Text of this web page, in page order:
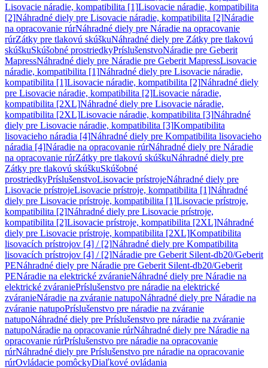
Lisovacie náradie, kompatibilita [1]Lisovacie náradie, kompatibilita
[2]Náhradné diely pre Lisovacie náradie, kompatibilita [2]Náradie
na opracovanie rúrNáhradné diely pre Náradie na opracovanie
rúrZátky pre tlakovú skúškuNáhradné diely pre Zátky pre tlakovú
skúškuSkúšobné prostriedkyPríslušenstvoNáradie pre Geberit
MapressNáhradné diely pre Náradie pre Geberit MapressLisovacie
náradie, kompatibilita [1]Náhradné diely pre Lisovacie náradie,
kompatibilita [1]Lisovacie náradie, kompatibilita [2]Náhradné diely
pre Lisovacie náradie, kompatibilita [2]Lisovacie náradie,
kompatibilita [2XL]Náhradné diely pre Lisovacie náradie,
kompatibilita [2XL]Lisovacie náradie, kompatibilita [3]Náhradné
diely pre Lisovacie náradie, kompatibilita [3]Kompatibilita
lisovacieho náradia [4]Náhradné diely pre Kompatibilita lisovacieho
náradia [4]Náradie na opracovanie rúrNáhradné diely pre Náradie
na opracovanie rúrZátky pre tlakovú skúškuNáhradné diely pre
Zátky pre tlakovú skúškuSkúšobné
prostriedkyPríslušenstvoLisovacie prístrojeNáhradné diely pre
Lisovacie prístrojeLisovacie prístroje, kompatibilita [1]Náhradné
diely pre Lisovacie prístroje, kompatibilita [1]Lisovacie prístroje,
kompatibilita [2]Náhradné diely pre Lisovacie prístroje,
kompatibilita [2]Lisovacie prístroje, kompatibilita [2XL]Náhradné
diely pre Lisovacie prístroje, kompatibilita [2XL]Kompatibilita
lisovacích prístrojov [4] / [2]Náhradné diely pre Kompatibilita
lisovacích prístrojov [4] / [2]Náradie pre Geberit Silent-db20/Geberit
PENáhradné diely pre Náradie pre Geberit Silent-db20/Geberit
PENáradie na elektrické zváranieNáhradné diely pre Náradie na
elektrické zváraniePríslušenstvo pre náradie na elektrické
zváranieNáradie na zváranie natupoNáhradné diely pre Náradie na
zváranie natupoPríslušenstvo pre náradie na zváranie
natupoNáhradné diely pre Príslušenstvo pre náradie na zváranie
natupoNáradie na opracovanie rúrNáhradné diely pre Náradie na
opracovanie rúrPríslušenstvo pre náradie na opracovanie
rúrNáhradné diely pre Príslušenstvo pre náradie na opracovanie
rúrOvládacie pomôckyDiaľkové ovládania